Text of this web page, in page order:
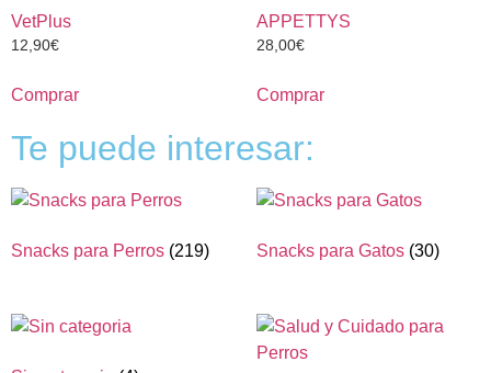
VetPlus
12,90€
Comprar
APPETTYS
28,00€
Comprar
Te puede interesar:
Snacks para Perros (219) Snacks para Gatos (30)